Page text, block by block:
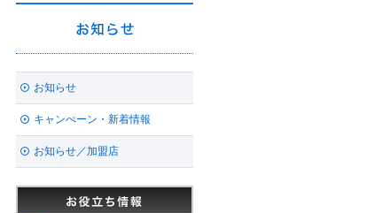
お知らせ
キャンぺーン・新着情報
お知らせ／加盟店